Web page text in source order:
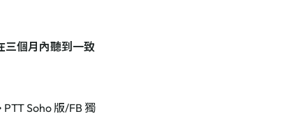
個月內聽到一致
Soho 版/FB 獨